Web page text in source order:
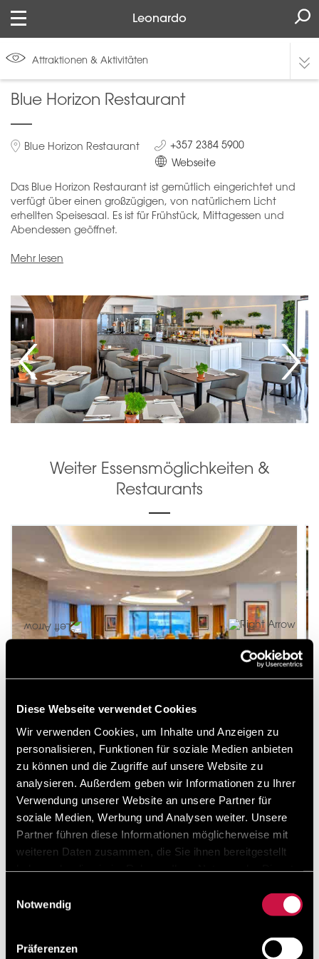
Diese Webseite verwendet Cookies
Wir verwenden Cookies, um Inhalte und Anzeigen zu
personalisieren, Funktionen für soziale Medien anbieten
zu können und die Zugriffe auf unsere Website zu
analysieren. Außerdem geben wir Informationen zu Ihrer
Verwendung unserer Website an unsere Partner für
soziale Medien, Werbung und Analysen weiter. Unsere
Partner führen diese Informationen möglicherweise mit
weiteren Daten zusammen, die Sie ihnen bereitgestellt
Notwendig
Präferenzen
Leonardo
Attraktionen & Aktivitäten
Blue Horizon Restaurant
Blue Horizon Restaurant
+357 2384 5900
Webseite
Das Blue Horizon Restaurant ist gemütlich eingerichtet und
verfügt über einen großzügigen, von natürlichem Licht
erhellten Speisesaal. Es ist für Frühstück, Mittagessen und
Abendessen geöffnet.
Mehr lesen
Weiter Essensmöglichkeiten &
Restaurants
Little Italy a-la-carte Restaurant
Das Little Italy a-la-carte Restaurant, eine beliebte
Wahl für herzhafte italienische Gerichte, lockt seine
Gäste in den ersten Stock der Anlage: Mit köstlichen
Gerichten wie Risotto und frischen Nude ...